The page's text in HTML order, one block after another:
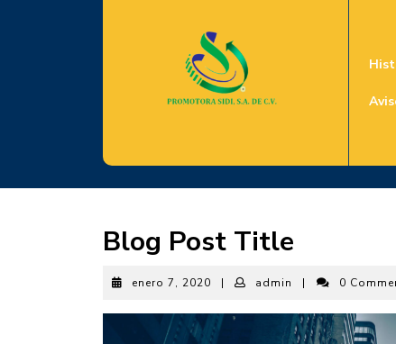
Blog Post Title
enero 7, 2020 enero
2020
| admin admin
| 0